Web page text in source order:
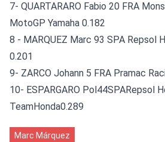
7- QUARTARARO Fabio 20 FRA
MotoGP Yamaha 0.182
8 - MARQUEZ Marc 93 SPA Repsol
0.201
9- ZARCO Johann 5 FRA Pramac
10- ESPARGARO Pol44SPARepsol
TeamHonda0.289
Marc Márquez